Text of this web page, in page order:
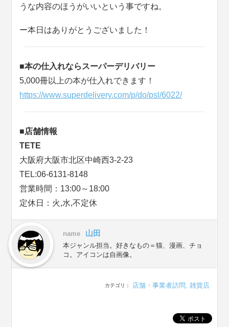
うな内容のほうがいいという事ですね。
ー本日はありがとうございました！
■本の仕入れならスーパーデリバリー
5,000冊以上の本が仕入れできます！
https://www.superdelivery.com/p/do/psl/6022/
■店舗情報
TETE
大阪府大阪市北区中崎西3-2-23
TEL:06-6131-8148
営業時間：13:00～18:00
定休日：火,水,不定休
name 山田
本ジャンル担当。好きなもの＝猫、漫画、チョ
コ。アイコンは自画像。
カテゴリ： 店舗・事業者訪問 , 雑貨店